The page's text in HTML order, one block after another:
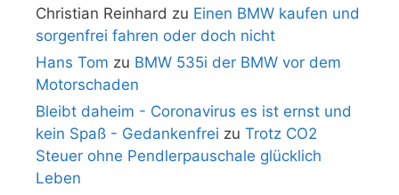
Christian Reinhard zu Einen BMW kaufen und
sorgenfrei fahren oder doch nicht
Hans Tom zu BMW 535i der BMW vor dem
Motorschaden
Bleibt daheim - Coronavirus es ist ernst und
kein Spaß - Gedankenfrei zu Trotz CO2
Steuer ohne Pendlerpauschale glücklich
Leben